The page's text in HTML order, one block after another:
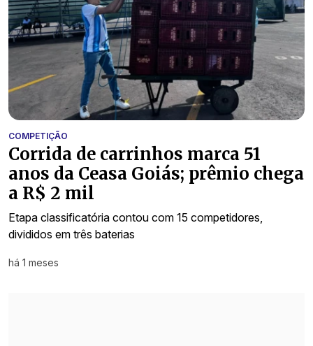
COMPETIÇÃO
Corrida de carrinhos marca 51
anos da Ceasa Goiás; prêmio chega
a R$ 2 mil
Etapa classificatória contou com 15 competidores,
divididos em três baterias
há 1 meses